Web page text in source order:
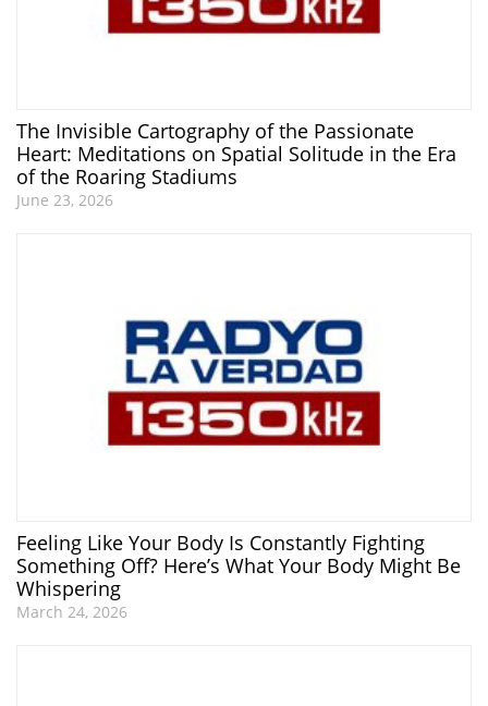
The Invisible Cartography of the Passionate
Heart: Meditations on Spatial Solitude in the Era
of the Roaring Stadiums
June 23, 2026
Feeling Like Your Body Is Constantly Fighting
Something Off? Here’s What Your Body Might Be
Whispering
March 24, 2026